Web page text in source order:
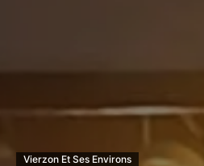
Vierzon Et Ses Environs